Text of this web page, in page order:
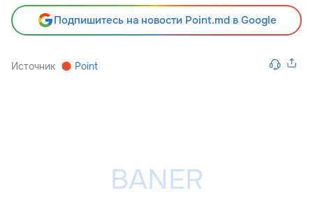
Подпишитесь на новости Point.md в Google
Источник Point